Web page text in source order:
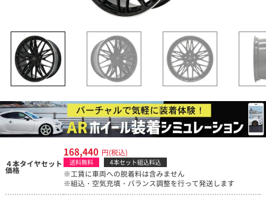
４本タイヤセット
価格
168,440 円(税込)
送料無料 4本セット組込料込
※工賃に車両への脱着料は含みません
※組込・空気充填・バランス調整を行って発送します